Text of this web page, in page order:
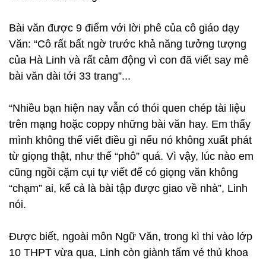
Bài văn được 9 điểm với lời phê của cô giáo dạy
Văn: “Cô rất bất ngờ trước khả năng tưởng tượng
của Hà Linh và rất cảm động vì con đã viết say mê
bài văn dài tới 33 trang”...
“Nhiều bạn hiện nay vẫn có thói quen chép tài liệu
trên mạng hoặc coppy những bài văn hay. Em thấy
mình không thể viết điều gì nếu nó không xuất phát
từ giọng thật, như thế “phô” quá. Vì vậy, lúc nào em
cũng ngồi cặm cụi tự viết để có giọng văn không
“chạm” ai, kể cả là bài tập được giao về nhà”, Linh
nói.
Được biết, ngoài môn Ngữ Văn, trong kì thi vào lớp
10 THPT vừa qua, Linh còn giành tấm vé thủ khoa